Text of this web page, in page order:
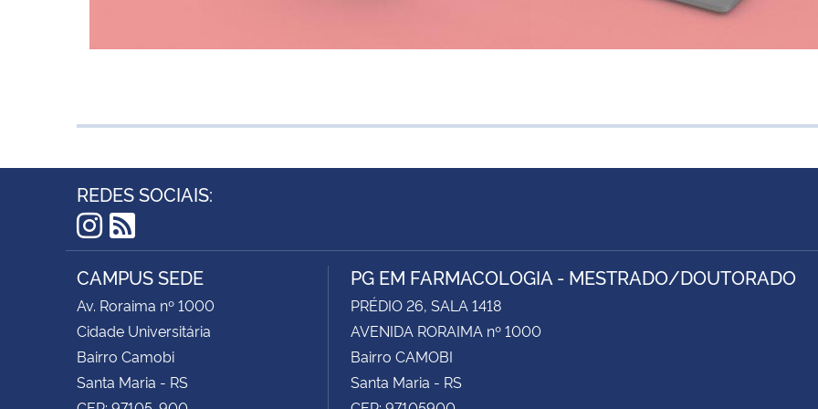
REDES SOCIAIS:
Instagram
RSS
CAMPUS SEDE
Av. Roraima nº 1000
Cidade Universitária
Bairro Camobi
Santa Maria - RS
PG EM FARMACOLOGIA - MESTRADO/DOUTORADO
PRÉDIO 26, SALA 1418
AVENIDA RORAIMA nº 1000
Bairro CAMOBI
Santa Maria - RS